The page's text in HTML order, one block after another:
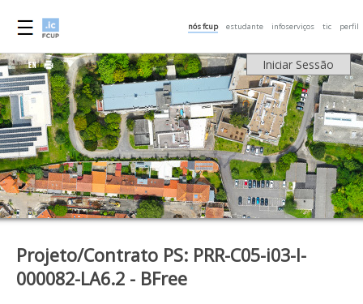
nós fcup estudante infoserviços tic perfil
Iniciar Sessão
Projeto/Contrato PS: PRR-C05-i03-I-
000082-LA6.2 - BFree